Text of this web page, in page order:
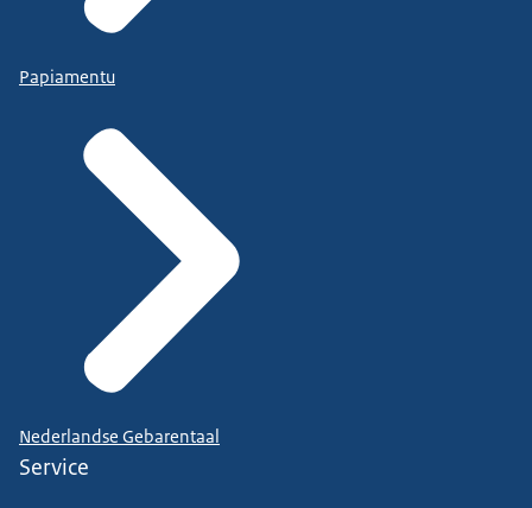
Papiamentu
Nederlandse Gebarentaal
Service